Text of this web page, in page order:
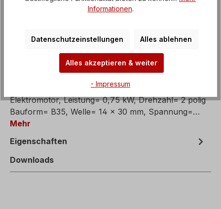
Beschreibung
Motor in reduzierter Baugröße,
Elektromotor, Leistung= 0,75 kW, Drehzahl= 2 polig
Bauform= B35, Welle= 14 x 30 mm, Spannung=…
Mehr
Eigenschaften
Downloads
Informationen.
Datenschutzeinstellungen Alles ablehnen
Alles akzeptieren & weiter
- Impressum